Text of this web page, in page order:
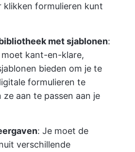
klikken formulieren kunt
met sjablonen:
kant-en-klare,
bieden om je te
formulieren te
ze aan te passen aan je
: Je moet de
verschillende